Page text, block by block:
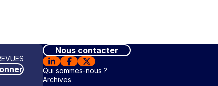
Nous contacter
Qui sommes-nous ?
Archives